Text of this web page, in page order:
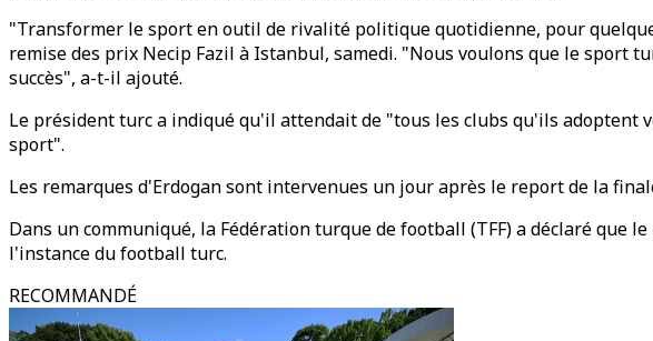
"Transformer le sport en outil de rivalité politique quotidienne, pour
remise des prix Necip Fazil à Istanbul, samedi. "Nous voulons que le sport
succès", a-t-il ajouté.
Le président turc a indiqué qu'il attendait de "tous les clubs qu'ils
sport".
Les remarques d'Erdogan sont intervenues un jour après le report de la
Dans un communiqué, la Fédération turque de football (TFF) a déclaré que
l'instance du football turc.
RECOMMANDÉ